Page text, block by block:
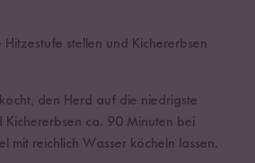
stellen und Kichererbsen
den Herd auf die niedrigste
Kichererbsen ca. 90 Minuten bei
mit reichlich Wasser köcheln lassen.